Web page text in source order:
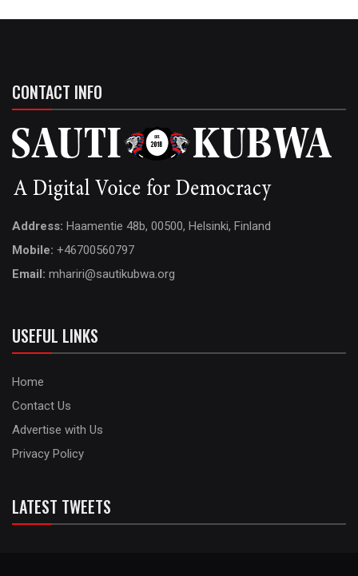
CONTACT INFO
Address: Haamentie 48b, 00500, Helsinki, Finland
Mobile: +46700560797
Email: mhariri@sautikubwa.org
USEFUL LINKS
Home
Contact Us
Advertise with Us
Privacy Policy
LATEST TWEETS